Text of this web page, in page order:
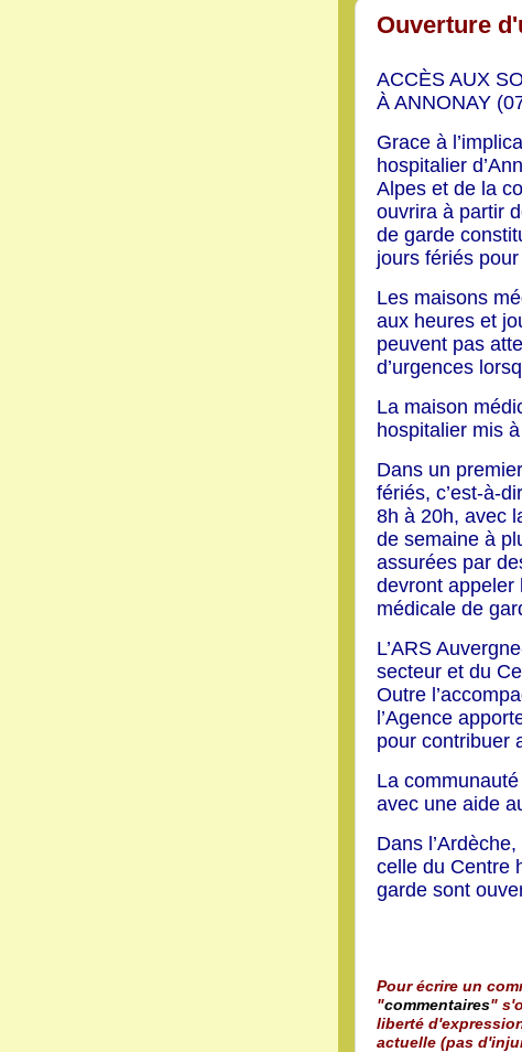
Ouverture
ACCÈS AUX
À ANNONAY
Grace à
hospitalier
Alpes et de la
ouvrira à partir
de garde
jours fériés
Les maisons
aux heures et
peuvent pas
d’urgences
La maison
hospitalier mis
Dans un
fériés, c’est-à-
8h à 20h, avec
de semaine à
assurées par
devront appeler
médicale de
L’ARS
secteur et du
Outre
l’Agence
pour contribuer
La
avec une aide
Dans
celle du Centre
garde sont
Pour écrire un
"commentaires"
liberté
actuelle (pas